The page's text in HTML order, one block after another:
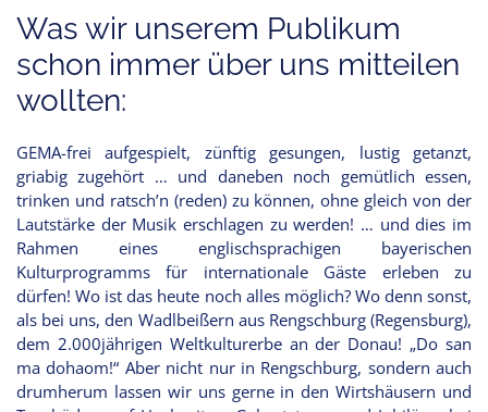
Was wir unserem Publikum
schon immer über uns mitteilen
wollten:
GEMA-frei aufgespielt, zünftig gesungen, lustig getanzt,
griabig zugehört … und daneben noch gemütlich essen,
trinken und ratsch’n (reden) zu können, ohne gleich von der
Lautstärke der Musik erschlagen zu werden! … und dies im
Rahmen eines englischsprachigen bayerischen
Kulturprogramms für internationale Gäste erleben zu
dürfen! Wo ist das heute noch alles möglich? Wo denn sonst,
als bei uns, den Wadlbeißern aus Rengschburg (Regensburg),
dem 2.000jährigen Weltkulturerbe an der Donau! „Do san
ma dohaom!“ Aber nicht nur in Rengschburg, sondern auch
drumherum lassen wir uns gerne in den Wirtshäusern und